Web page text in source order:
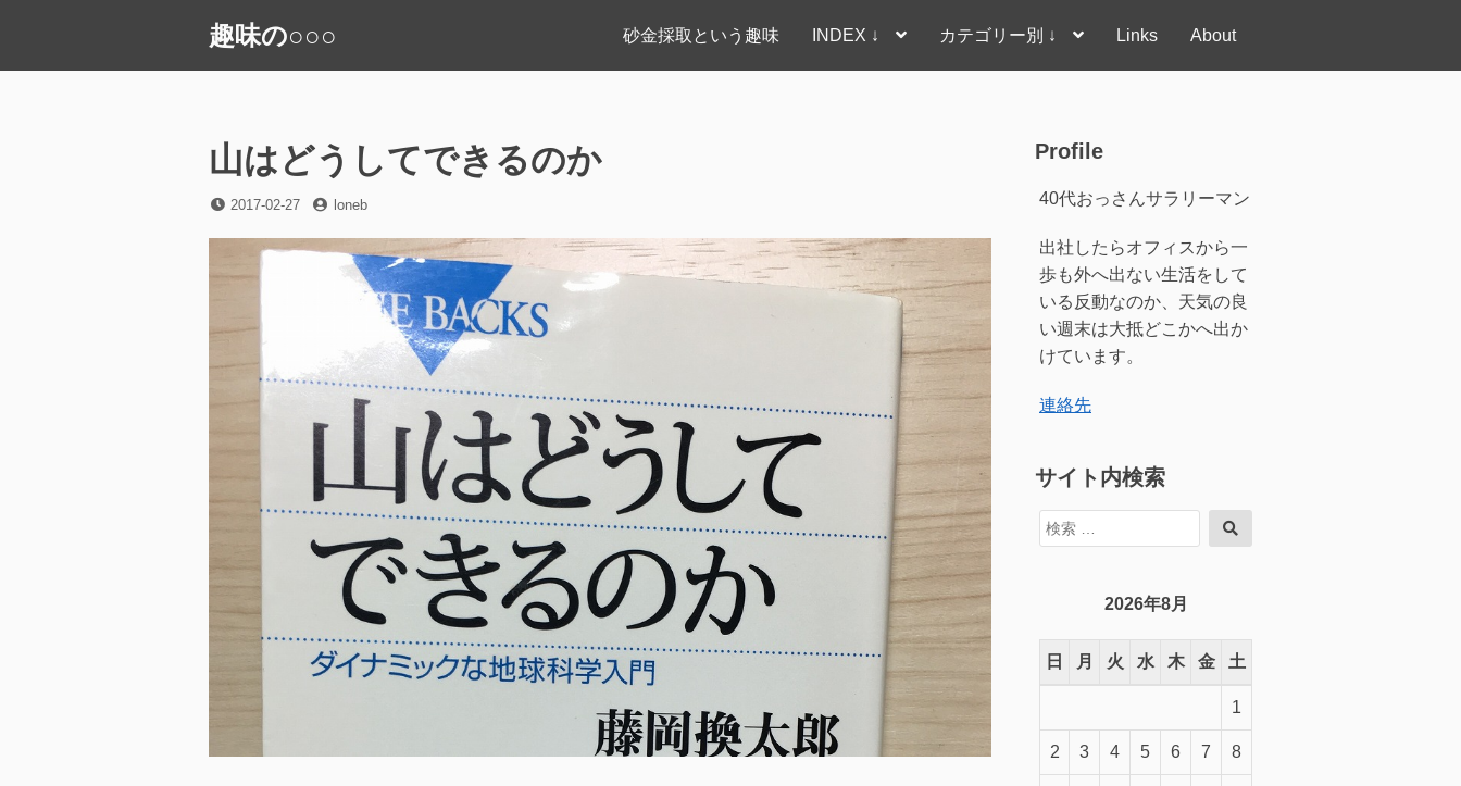
テ
趣味の○○○ 砂金採取という趣味 INDEX ↓ カテゴリー別 ↓ Links About
山はどうしてできるのか
投
2017-02-27
投
者
loneb
Profile
40代おっさんサラリーマン
出社したらオフィスから一
歩も外へ出ない生活をして
いる反動なのか、天気の良
い週末は大抵どこかへ出か
けています。
連絡先
サイト内検索
検
索
索
2026年8月
日 月 火 水 木 金 土
1
2 3 4 5 6 7 8